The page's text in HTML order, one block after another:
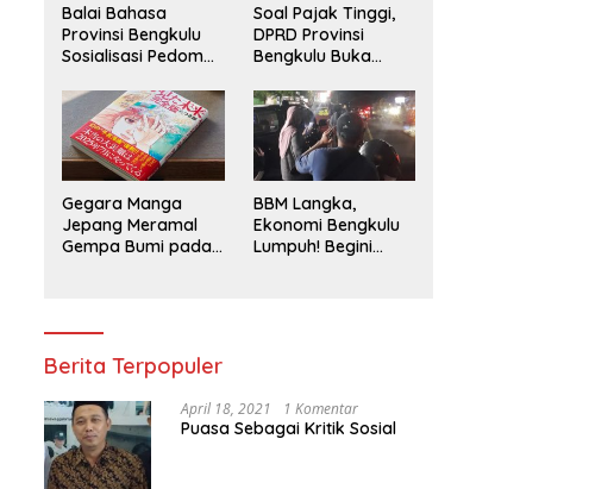
Balai Bahasa
Provinsi Bengkulu
Sosialisasi Pedoman
Penggunaan
Bahasa Indonesia
Soal Pajak Tinggi,
DPRD Provinsi
Bengkulu Buka
Pengaduan
Masyarakat
Gegara Manga
Jepang Meramal
Gempa Bumi pada
BBM Langka,
Ekonomi Bengkulu
Lumpuh! Begini
Berita Terpopuler
April 18, 2021 1 Komentar
Puasa Sebagai Kritik Sosial